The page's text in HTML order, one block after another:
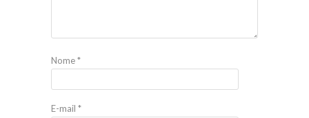
Nome*
E-mail *